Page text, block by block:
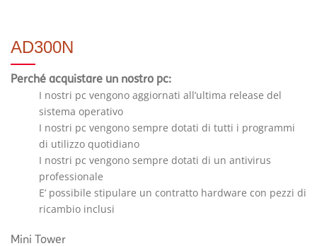
AD300N
Perché acquistare un nostro pc:
I nostri pc vengono aggiornati all’ultima release del
sistema operativo
I nostri pc vengono sempre dotati di tutti i programmi
di utilizzo quotidiano
I nostri pc vengono sempre dotati di un antivirus
professionale
E’ possibile stipulare un contratto hardware con pezzi di
ricambio inclusi
Mini Tower